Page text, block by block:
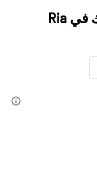
اعثر على نتائج أفضل لإقامتك في Ria